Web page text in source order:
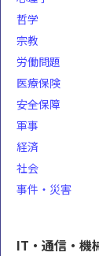
哲学
宗教
労働問題
医療保険
安全保障
軍事
経済
社会
事件・災害
IT・通信・機